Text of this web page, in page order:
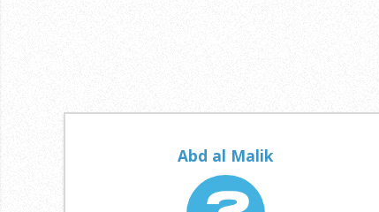
Abd al Malik